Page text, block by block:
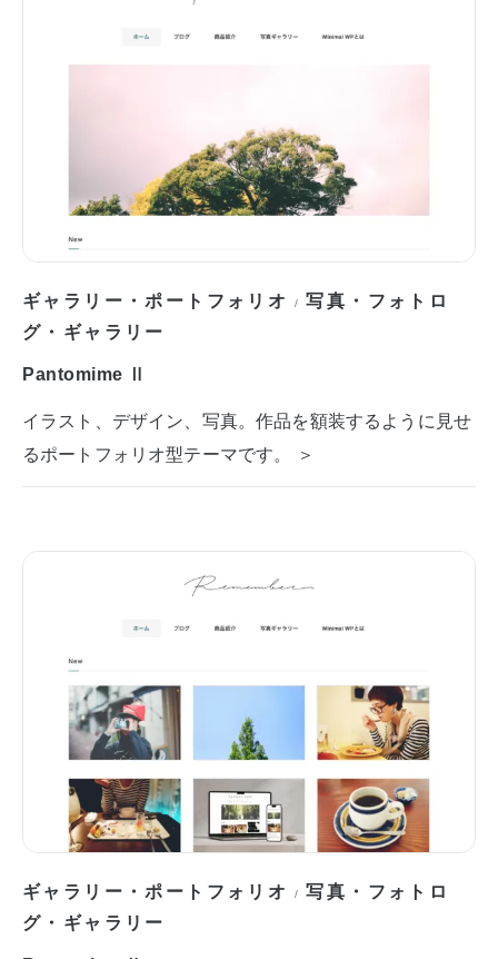
ギャラリー・ポートフォリオ /写真・フォトロ
グ・ギャラリー
Pantomime Ⅱ
イラスト、デザイン、写真。作品を額装するように見せ
るポートフォリオ型テーマです。 ＞
ギャラリー・ポートフォリオ /写真・フォトロ
グ・ギャラリー